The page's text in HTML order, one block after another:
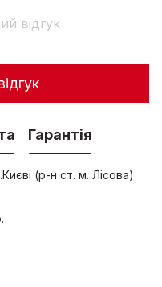
відгук
Гарантія
(р-н ст. м. Лісова)